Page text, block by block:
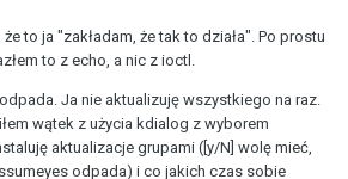
to ja "zakładam, że tak to działa". Po prostu
to z echo, a nic z ioctl.
Ja nie aktualizuję wszystkiego na raz.
wątek z użycia kdialog z wyborem
aktualizacje grupami ([y/N] wolę mieć,
odpada) i co jakich czas sobie